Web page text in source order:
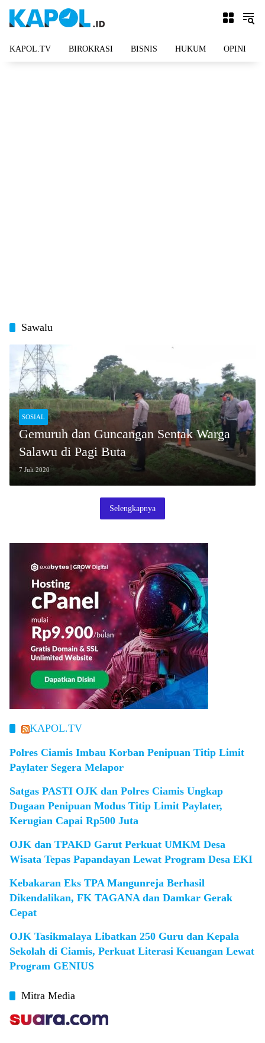
KAPOL.TV BIROKRASI BISNIS HUKUM OPINI
Sawalu
SOSIAL
Gemuruh dan Guncangan Sentak Warga
Salawu di Pagi Buta
7 Juli 2020
Selengkapnya
KAPOL.TV
Polres Ciamis Imbau Korban Penipuan Titip Limit
Paylater Segera Melapor
Satgas PASTI OJK dan Polres Ciamis Ungkap
Dugaan Penipuan Modus Titip Limit Paylater,
Kerugian Capai Rp500 Juta
OJK dan TPAKD Garut Perkuat UMKM Desa
Wisata Tepas Papandayan Lewat Program Desa EKI
Kebakaran Eks TPA Mangunreja Berhasil
Dikendalikan, FK TAGANA dan Damkar Gerak
Cepat
OJK Tasikmalaya Libatkan 250 Guru dan Kepala
Sekolah di Ciamis, Perkuat Literasi Keuangan Lewat
Program GENIUS
Mitra Media